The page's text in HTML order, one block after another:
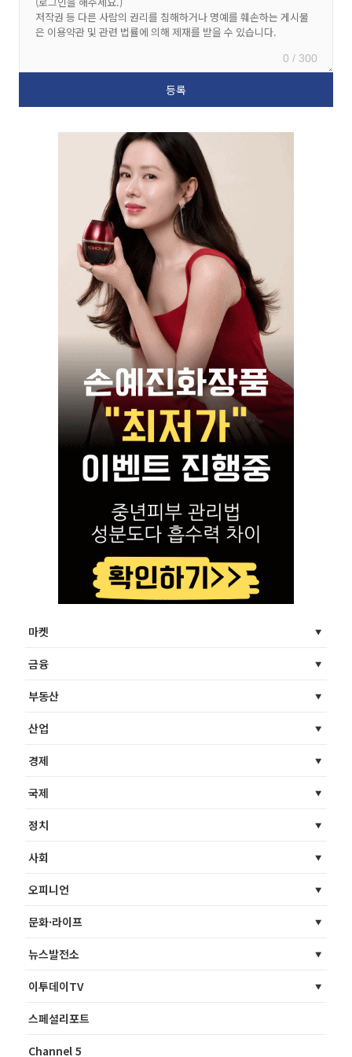
0 / 300
마켓
금융
부동산
산업
경제
국제
정치
사회
오피니언
문화·라이프
뉴스발전소
이투데이TV
스페셜리포트
Channel 5